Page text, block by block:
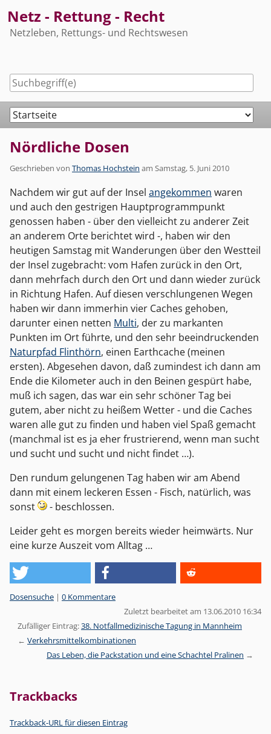
to
content
Netz - Rettung - Recht
Netzleben, Rettungs- und Rechtswesen
Navigation
Nördliche Dosen
Geschrieben von Thomas Hochstein am Samstag, 5. Juni 2010
Nachdem wir gut auf der Insel angekommen waren
und auch den gestrigen Hauptprogrammpunkt
genossen haben - über den vielleicht zu anderer Zeit
an anderem Orte berichtet wird -, haben wir den
heutigen Samstag mit Wanderungen über den Westteil
der Insel zugebracht: vom Hafen zurück in den Ort,
dann mehrfach durch den Ort und dann wieder zurück
in Richtung Hafen. Auf diesen verschlungenen Wegen
haben wir dann immerhin vier Caches gehoben,
darunter einen netten Multi, der zu markanten
Punkten im Ort führte, und den sehr beeindruckenden
Naturpfad Flinthörn, einen Earthcache (meinen
ersten). Abgesehen davon, daß zumindest ich dann am
Ende die Kilometer auch in den Beinen gespürt habe,
muß ich sagen, das war ein sehr schöner Tag bei
gutem, aber nicht zu heißem Wetter - und die Caches
waren alle gut zu finden und haben viel Spaß gemacht
(manchmal ist es ja eher frustrierend, wenn man sucht
und sucht und sucht und nicht findet …).
Den rundum gelungenen Tag haben wir am Abend
dann mit einem leckeren Essen - Fisch, natürlich, was
sonst
- beschlossen.
Leider geht es morgen bereits wieder heimwärts. Nur
eine kurze Auszeit vom Alltag …
Kategorien:
Dosensuche | 0 Kommentare
Zuletzt bearbeitet am 13.06.2010 16:34
Zufälliger Eintrag:38. Notfallmedizinische Tagung in Mannheim
Verkehrsmittelkombinationen
Das Leben, die Packstation und eine Schachtel Pralinen
Trackbacks
Trackback-URL für diesen Eintrag